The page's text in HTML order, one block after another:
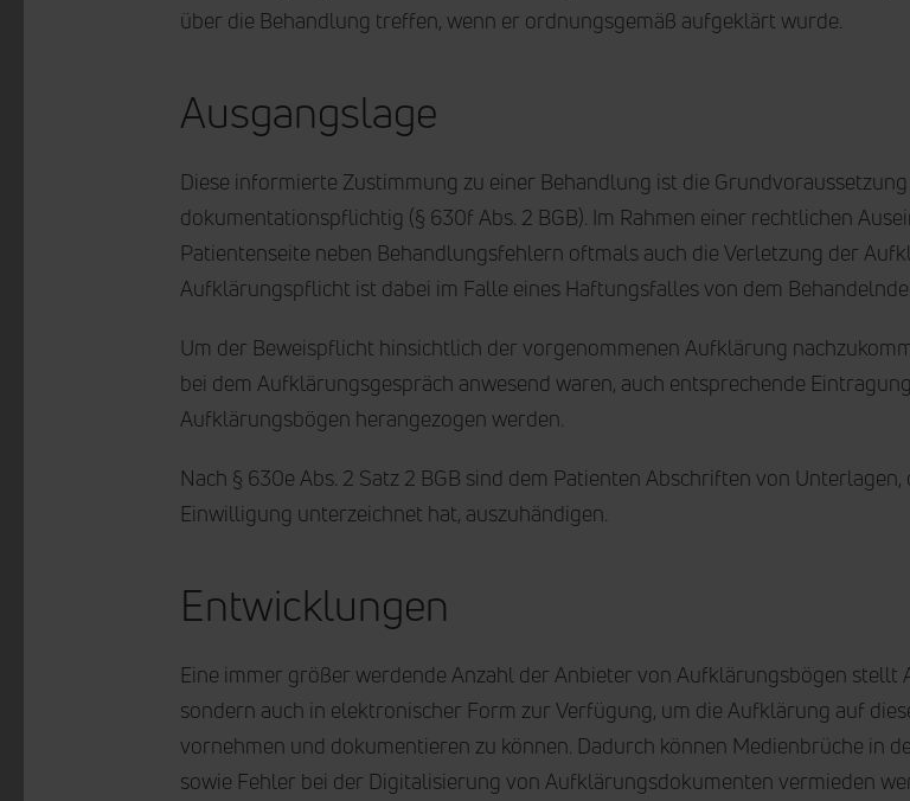
über die Behandlung treffen, wenn er ordnungsgemäß aufgeklärt wurde.
Ausgangslage
Diese informierte Zustimmung zu einer Behandlung ist die
dokumentationspflichtig (§ 630f Abs. 2 BGB). Im Rahmen einer rechtlichen
Patientenseite neben Behandlungsfehlern oftmals auch die Verletzung der
Aufklärungspflicht ist dabei im Falle eines Haftungsfalles von dem
Um der Beweispflicht hinsichtlich der vorgenommenen Aufklärung
bei dem Aufklärungsgespräch anwesend waren, auch entsprechende
Aufklärungsbögen herangezogen werden.
Nach § 630e Abs. 2 Satz 2 BGB sind dem Patienten Abschriften von
Einwilligung unterzeichnet hat, auszuhändigen.
Entwicklungen
Eine immer größer werdende Anzahl der Anbieter von Aufklärungsbögen
sondern auch in elektronischer Form zur Verfügung, um die Aufklärung auf
vornehmen und dokumentieren zu können. Dadurch können Medienbrüche in
sowie Fehler bei der Digitalisierung von Aufklärungsdokumenten vermieden